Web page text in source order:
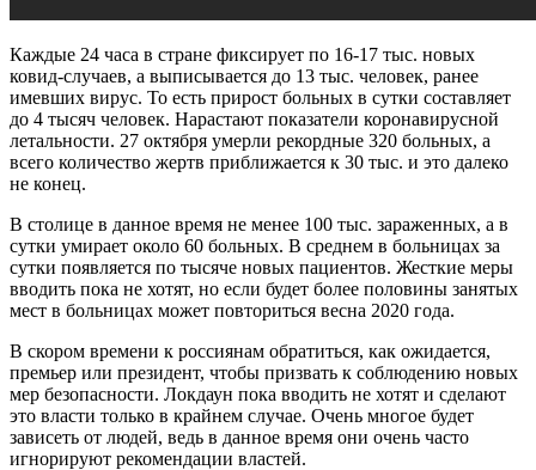
Каждые 24 часа в стране фиксирует по 16-17 тыс. новых
ковид-случаев, а выписывается до 13 тыс. человек, ранее
имевших вирус. То есть прирост больных в сутки составляет
до 4 тысяч человек. Нарастают показатели коронавирусной
летальности. 27 октября умерли рекордные 320 больных, а
всего количество жертв приближается к 30 тыс. и это далеко
не конец.
В столице в данное время не менее 100 тыс. зараженных, а в
сутки умирает около 60 больных. В среднем в больницах за
сутки появляется по тысяче новых пациентов. Жесткие меры
вводить пока не хотят, но если будет более половины занятых
мест в больницах может повториться весна 2020 года.
В скором времени к россиянам обратиться, как ожидается,
премьер или президент, чтобы призвать к соблюдению новых
мер безопасности. Локдаун пока вводить не хотят и сделают
это власти только в крайнем случае. Очень многое будет
зависеть от людей, ведь в данное время они очень часто
игнорируют рекомендации властей.